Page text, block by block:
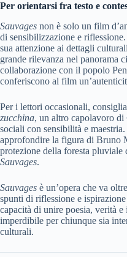
Per orientarsi fra testo e
Sauvages non è solo un film
di sensibilizzazione e
sua attenzione ai dettagli
grande rilevanza nel panorama
collaborazione con il popolo
conferiscono al film
Per i lettori occasionali,
zucchina, un altro capolavoro di
sociali con sensibilità e
approfondire la figura di Bruno
protezione della foresta pluviale
Sauvages.
Sauvages è un’opera che va
spunti di riflessione e
capacità di unire poesia, verità
imperdibile per chiunque sia
culturali.